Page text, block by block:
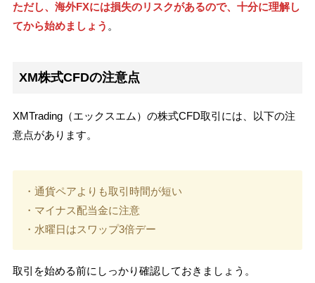
ただし、海外FXには損失のリスクがあるので、十分に理解し
てから始めましょう 。
XM株式CFDの注意点
XMTrading（エックスエム）の株式CFD取引には、以下の注
意点があります。
・通貨ペアよりも取引時間が短い
・マイナス配当金に注意
・水曜日はスワップ3倍デー
取引を始める前にしっかり確認しておきましょう。